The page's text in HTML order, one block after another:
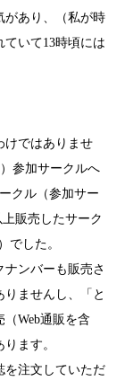
があり、（私が時
いて13時頃には
けではありませ
参加サークルへ
クル（参加サー
販売したサーク
でした。
ンバーも販売さ
ませんし、「と
Web通販を含
ます。
を注文していただ